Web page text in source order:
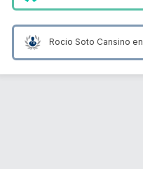
Rocio Soto Cansino en